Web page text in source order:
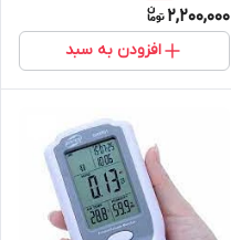
2,200,000
افزودن به سبد